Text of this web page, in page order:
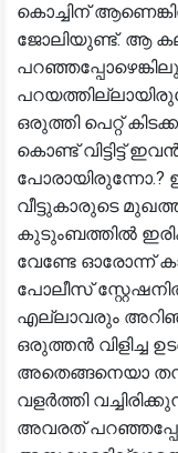
കൊച്ചിന്
ജോലിയുണ്ട്. ആ
ഒരുത്തി പെറ്റ്
കൊണ്ട് വിട്ടിട്ട്
പോരായിരുന്നോ.?
വീട്ടുകാരുടെ
കുടുംബത്തിൽ
വേണ്ടേ ഓരോന്ന്
പോലീസ്
എല്ലാവരും
ഒരുത്തൻ വിളിച്ച
അതെങ്ങനെയാ
വളർത്തി
അവരത്